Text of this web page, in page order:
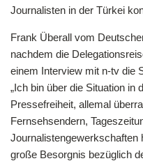
Journalisten in der Türkei
Frank Überall vom
nachdem die
einem Interview mit n-tv die
„Ich bin über die Situation in
Pressefreiheit, allemal
Fernsehsendern,
Journalistengewerkschaften
große Besorgnis bezüglich